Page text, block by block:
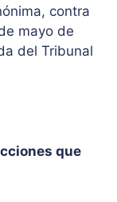
contra
mayo de
del Tribunal
que